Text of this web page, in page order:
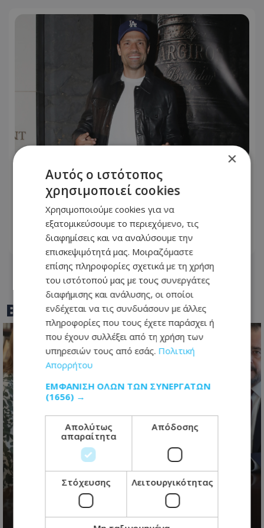
Ροζ ρίγες και απαλό φως: Το
παραμυθένιο δωμάτιο της κόρης του
Κωνσταντίνου Αργυρού -
Φωτογραφίες
09.08.2026 - 08:56
BEST OFTOTHEMAONLINE
Κυπριακό: Ο χρόνος πιέζει: Η
προειδοποίηση Ολγκίν και η μάχη
για την επόμενη μέρα
09.08.2026 - 22:35
×
Αυτός ο ιστότοπος
χρησιμοποιεί cookies
Χρησιμοποιούμε cookies για να
εξατομικεύσουμε το περιεχόμενο, τις
διαφημίσεις και να αναλύσουμε την
επισκεψιμότητά μας. Μοιραζόμαστε
επίσης πληροφορίες σχετικά με τη χρήση
του ιστότοπού μας με τους συνεργάτες
διαφήμισης και ανάλυσης, οι οποίοι
ενδέχεται να τις συνδυάσουν με άλλες
πληροφορίες που τους έχετε παράσχει ή
που έχουν συλλέξει από τη χρήση των
υπηρεσιών τους από εσάς. Πολιτική
Απορρήτου
ΕΜΦΆΝΙΣΗ ΌΛΩΝ ΤΩΝ ΣΥΝΕΡΓΑΤΏΝ
(1656) →
Απολύτως
απαραίτητα
Απόδοσης
Στόχευσης Λειτουργικότητας